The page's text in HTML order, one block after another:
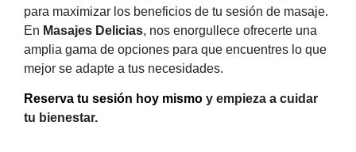
para maximizar los beneficios de tu sesión de masaje.
En Masajes Delicias, nos enorgullece ofrecerte una
amplia gama de opciones para que encuentres lo que
mejor se adapte a tus necesidades.
Reserva tu sesión hoy mismo y empieza a cuidar
tu bienestar.